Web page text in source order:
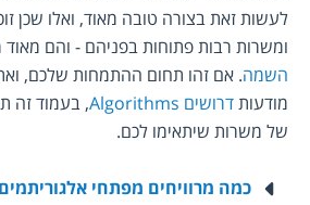
ומשרות רבות פתוחות בפניהם - והם
השמה
מודעות דרושים Algorithms
של משרות שיתאימו לכם.
כמה מרוויחים מפתחי